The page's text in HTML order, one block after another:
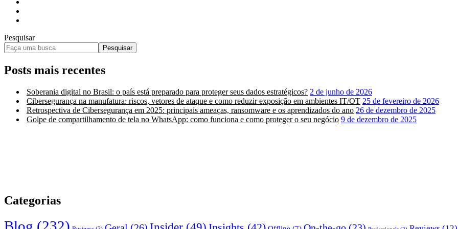
Pesquisar
Pesquisar
Posts mais recentes
Soberania digital no Brasil: o país está preparado para proteger seus dados estratégicos? 2 de junho de 2026
Cibersegurança na manufatura: riscos, vetores de ataque e como reduzir exposição em ambientes IT/OT 25 de fevereiro de 2026
Retrospectiva de Cibersegurança em 2025: principais ameaças, ransomware e os aprendizados do ano 26 de dezembro de 2025
Golpe de compartilhamento de tela no WhatsApp: como funciona e como proteger o seu negócio 9 de dezembro de 2025
Categorias